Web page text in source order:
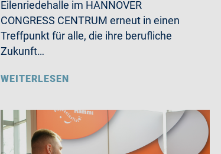
Eilenriedehalle im HANNOVER
CONGRESS CENTRUM erneut in einen
Treffpunkt für alle, die ihre berufliche
Zukunft…
WEITERLESEN